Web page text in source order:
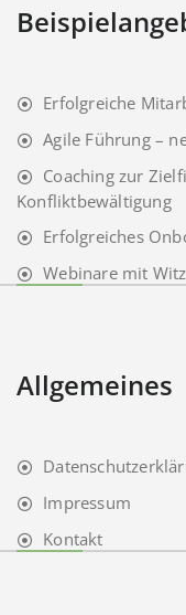
Erfolgreiche
Agile Führung –
Coaching zur
Konfliktbewältigung
Erfolgreiches
Webinare mit
Allgemeines
Impressum
Kontakt